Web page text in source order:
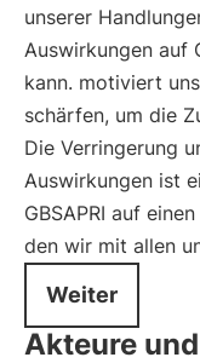
unserer
Auswirkungen auf
kann. motiviert
schärfen, um die
Die Verringerung
Auswirkungen ist
GBSAPRI auf
den wir mit allen
Weiter
Akteure